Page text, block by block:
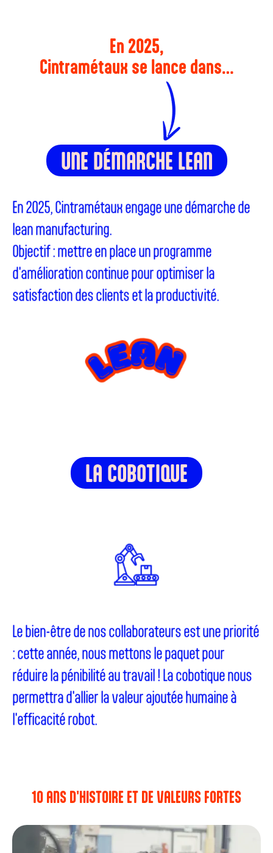
En 2025,
Cintramétaux se lance dans…
UNE DÉMARCHE LEAN
En 2025, Cintramétaux engage une démarche de
lean manufacturing.
Objectif : mettre en place un programme
d'amélioration continue pour optimiser la
satisfaction des clients et la productivité.
LA COBOTIQUE
Le bien-être de nos collaborateurs est une priorité
: cette année, nous mettons le paquet pour
réduire la pénibilité au travail ! La cobotique nous
permettra d'allier la valeur ajoutée humaine à
l'efficacité robot.
10 ANS D'HISTOIRE ET DE VALEURS FORTES